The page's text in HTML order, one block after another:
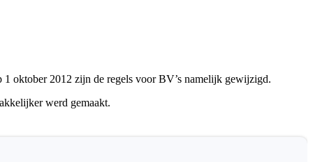
oktober 2012 zijn de regels voor BV’s namelijk gewijzigd.
werd gemaakt.